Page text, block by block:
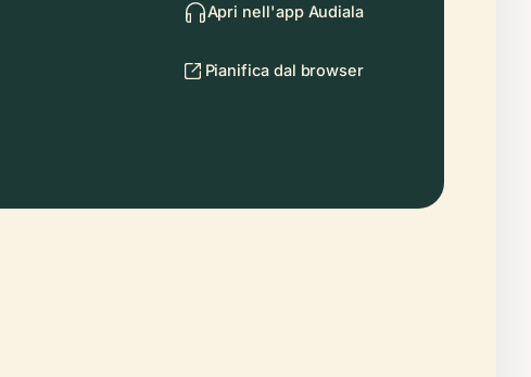
Apri nell'app Audiala
Pianifica dal browser